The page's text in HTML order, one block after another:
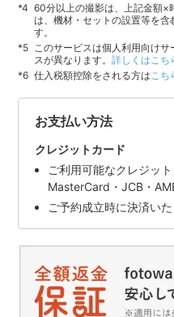
60分以上の撮影は、上記金額×
は、機材・セットの設置等を
す。
このサービスは個人利用向け
スが異なります。詳しくはこち
仕入税額控除をされる方は こち
お支払い方法
クレジットカード
ご利用可能なクレジッ
MasterCard・JCB・
ご予約成立時に決済いた